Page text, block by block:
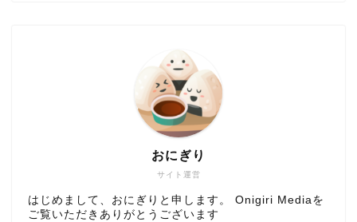
サイト運営
おにぎり
はじめまして、おにぎりと申します。 Onigiri Mediaを
ご覧いただきありがとうございます